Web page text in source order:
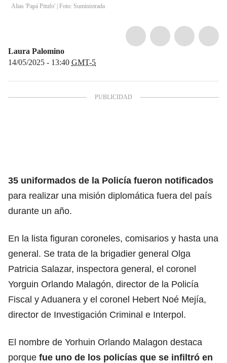
Alias 'Papá Pitufo' | Foto: Suministrada
Laura Palomino
14/05/2025 - 13:40 GMT-5
35 uniformados de la Policía fueron notificados
para realizar una misión diplomática fuera del país
durante un año.
En la lista figuran coroneles, comisarios y hasta una
general. Se trata de la brigadier general Olga
Patricia Salazar, inspectora general, el coronel
Yorguin Orlando Malagón, director de la Policía
Fiscal y Aduanera y el coronel Hebert Noé Mejía,
director de Investigación Criminal e Interpol.
El nombre de Yorhuin Orlando Malagon destaca
porque fue uno de los policías que se infiltró en